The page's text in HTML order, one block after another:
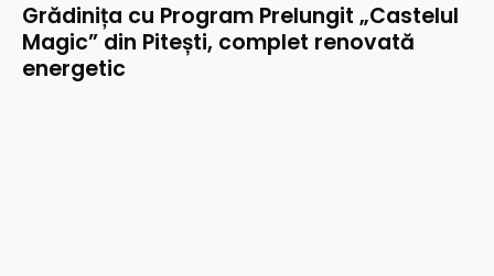
Grădinița cu Program Prelungit „Castelul
Magic” din Pitești, complet renovată
energetic